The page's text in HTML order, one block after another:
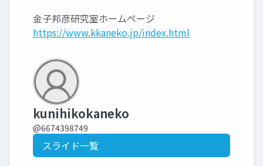
金子邦彦研究室ホームページ
https://www.kkaneko.jp/index.html
kunihikokaneko
@6674398749
スライド一覧